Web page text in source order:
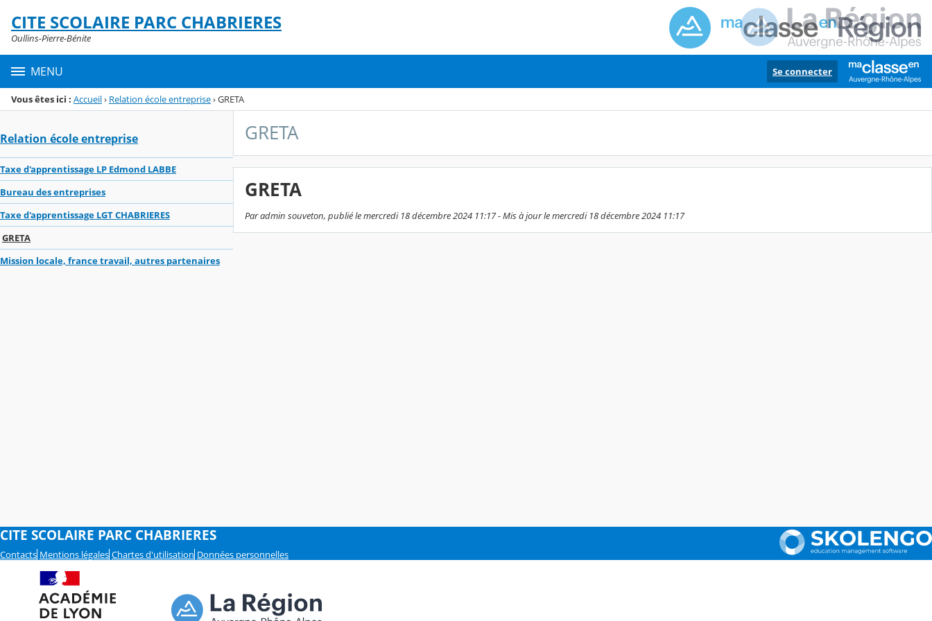
Menu de la rubrique
Contenu
CITE SCOLAIRE PARC CHABRIERES
Oullins-Pierre-Bénite
MENU Se connecter
Vous êtes ici : Accueil› Relation école entreprise›GRETA
Relation école entreprise
Taxe d'apprentissage LP Edmond LABBE
Bureau des entreprises
Taxe d'apprentissage LGT CHABRIERES
GRETA
Mission locale, france travail, autres partenaires
GRETA
GRETA
Par admin souveton, publié le mercredi 18 décembre 2024 11:17 - Mis à jour le mercredi 18 décembre 2024 11:17
CITE SCOLAIRE PARC CHABRIERES
Contacts Mentions légales Chartes d'utilisation Données personnelles